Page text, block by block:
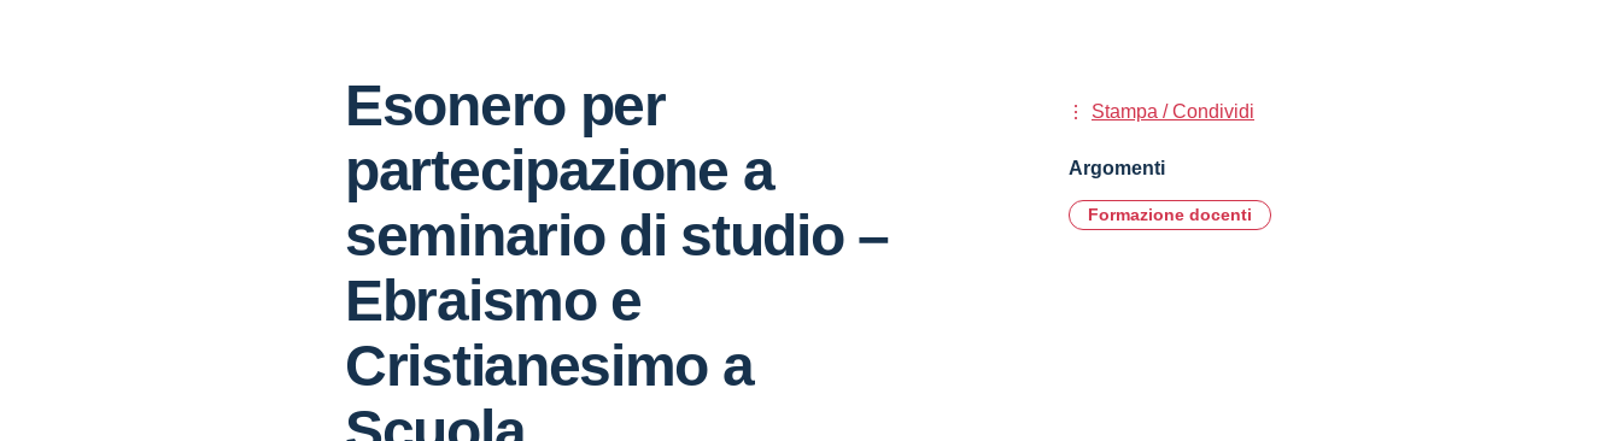
Esonero per
partecipazione a
seminario di studio –
Ebraismo e
Cristianesimo a
Stampa / Condividi
Argomenti
Formazione docenti